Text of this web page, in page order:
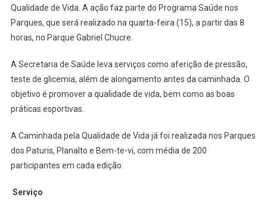
Caminhada
Pela
Vida
No
Parque
Qualidade de Vida. A ação faz parte do Programa Saúde nos
Parques, que será realizado na quarta-feira (15), a partir das 8
horas, no Parque Gabriel Chucre.
A Secretaria de Saúde leva serviços como aferição de pressão,
teste de glicemia, além de alongamento antes da caminhada. O
objetivo é promover a qualidade de vida, bem como as boas
práticas esportivas.
A Caminhada pela Qualidade de Vida já foi realizada nos Parques
dos Paturis, Planalto e Bem-te-vi, com média de 200
participantes em cada edição.
Serviço